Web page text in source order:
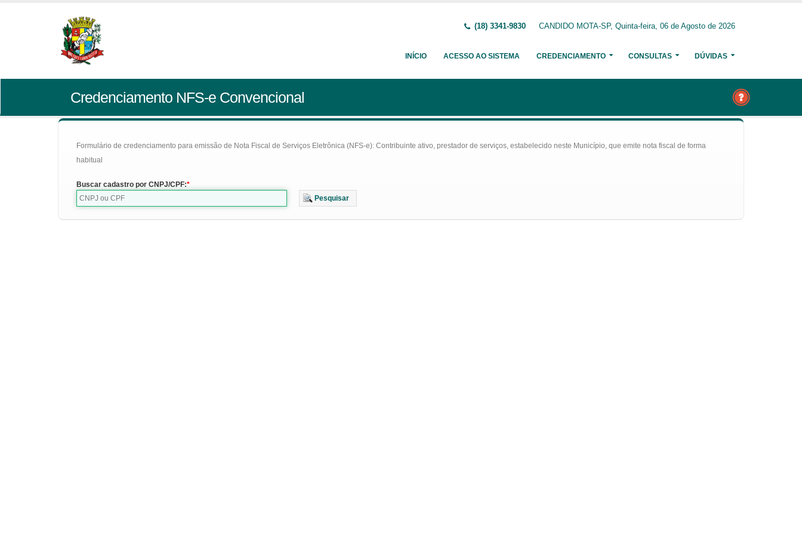
(18) 3341-9830 CANDIDO MOTA-SP, Quinta-feira, 06 de Agosto de 2026
INÍCIO ACESSO AO SISTEMA CREDENCIAMENTO CONSULTAS DÚVIDAS
Credenciamento NFS-e Convencional
Formulário de credenciamento para emissão de Nota Fiscal de Serviços Eletrônica (NFS-e): Contribuinte ativo, prestador de serviços, estabelecido neste Município, que emite nota fiscal de forma
habitual
Buscar cadastro por CNPJ/CPF:
Pesquisar